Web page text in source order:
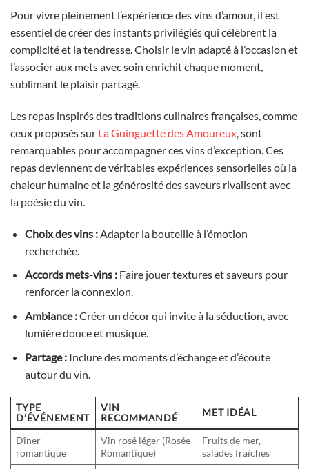
Pour vivre pleinement l’expérience des vins d’amour, il est
essentiel de créer des instants privilégiés qui célèbrent la
complicité et la tendresse. Choisir le vin adapté à l’occasion et
l’associer aux mets avec soin enrichit chaque moment,
sublimant le plaisir partagé.
Les repas inspirés des traditions culinaires françaises, comme
ceux proposés sur La Guinguette des Amoureux, sont
remarquables pour accompagner ces vins d’exception. Ces
repas deviennent de véritables expériences sensorielles où la
chaleur humaine et la générosité des saveurs rivalisent avec
la poésie du vin.
Choix des vins :Adapter la bouteille à l’émotion
recherchée.
Accords mets-vins :Faire jouer textures et saveurs pour
renforcer la connexion.
Ambiance :Créer un décor qui invite à la séduction, avec
lumière douce et musique.
Partage :Inclure des moments d’échange et d’écoute
autour du vin.
TYPE
D’ÉVÉNEMENT
VIN
RECOMMANDÉ
MET IDÉAL
Dîner
romantique
Vin rosé léger (Rosée
Romantique)
Fruits de mer,
salades fraîches